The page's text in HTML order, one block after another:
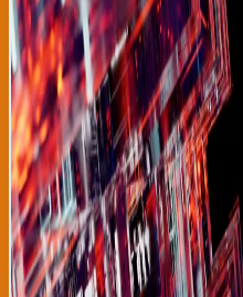
capacidad diagnóstica
permitir diagnósticos
tempranos que aumentan tasa
potencialmente 95%. Los
reemplaza radiólogos, sino
diagnóstica, liberando tiempo
comunicación con pacientes
aproximación híbrida humano-
estándar en medicina
desarrollado por el Instituto
Salud de Ginebra, colaborando
universidades en México, Brasil,
machine learning utiliza una